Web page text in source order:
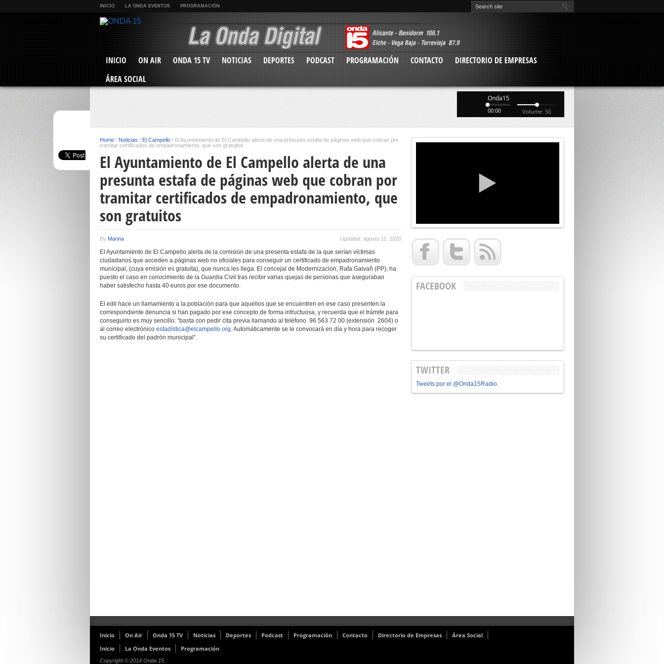
INICIO LA ONDA EVENTOS PROGRAMACIÓN
INICIO ON AIR ONDA 15 TV NOTICIAS DEPORTES PODCAST PROGRAMACIÓN CONTACTO
DIRECTORIO DE EMPRESAS
ÁREA SOCIAL
Onda15
00:00 Volume: 50
Home / Noticias / El Campello / El Ayuntamiento de El Campello alerta de una presunta estafa de páginas web que cobran por
tramitar certificados de empadronamiento, que son gratuitos
El Ayuntamiento de El Campello alerta de una
presunta estafa de páginas web que cobran por
tramitar certificados de empadronamiento, que
son gratuitos
By Marina Updated: agosto 11, 2020
El Ayuntamiento de El Campello alerta de la comisión de una presenta estafa de la que serían víctimas
ciudadanos que acceden a páginas web no oficiales para conseguir un certificado de empadronamiento
municipal, (cuya emisión es gratuita), que nunca les llega. El concejal de Modernización, Rafa Galvañ (PP), ha
puesto el caso en conocimiento de la Guardia Civil tras recibir varias quejas de personas que aseguraban
haber satisfecho hasta 40 euros por ese documento.
El edil hace un llamamiento a la población para que aquellos que se encuentren en ese caso presenten la
correspondiente denuncia si han pagado por ese concepto de forma infructuosa, y recuerda que el trámite para
conseguirlo es muy sencillo: “basta con pedir cita previa llamando al teléfono 96 563 72 00 (extensión 2604) o
al correo electrónico estadística@elcampello.org. Automáticamente se le convocará en día y hora para recoger
su certificado del padrón municipal”.
FACEBOOK
TWITTER
Tweets por el @Onda15Radio.
Inicio On Air Onda 15 TV Noticias Deportes Podcast Programación Contacto Directorio de Empresas
Área Social
Inicio
La Onda Eventos Programación
Copyright © 2014 Onda 15.